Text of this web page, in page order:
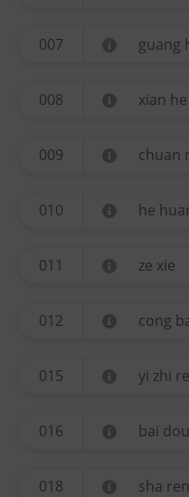
007 guang
008 xian
009 chuan
010 he
011 ze xie
012 cong
015 yi zhi
016 bai
018 sha ren